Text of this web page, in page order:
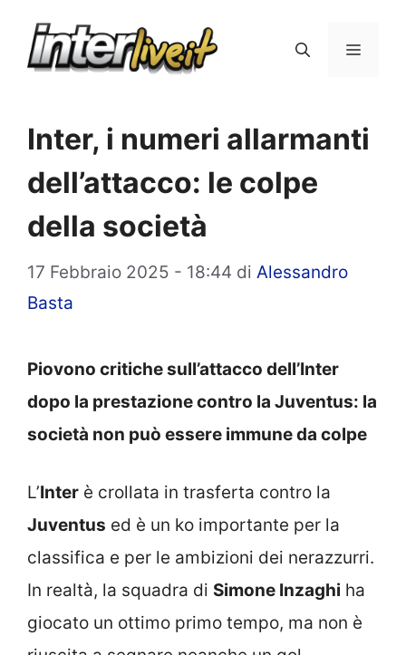
Menu
Inter, i numeri allarmanti
dell’attacco: le colpe
della società
17 Febbraio 2025 - 18:44 di Alessandro
Basta
Piovono critiche sull’attacco dell’Inter
dopo la prestazione contro la Juventus: la
società non può essere immune da colpe
L’Inter è crollata in trasferta contro la
Juventus ed è un ko importante per la
classifica e per le ambizioni dei nerazzurri.
In realtà, la squadra di Simone Inzaghi ha
giocato un ottimo primo tempo, ma non è